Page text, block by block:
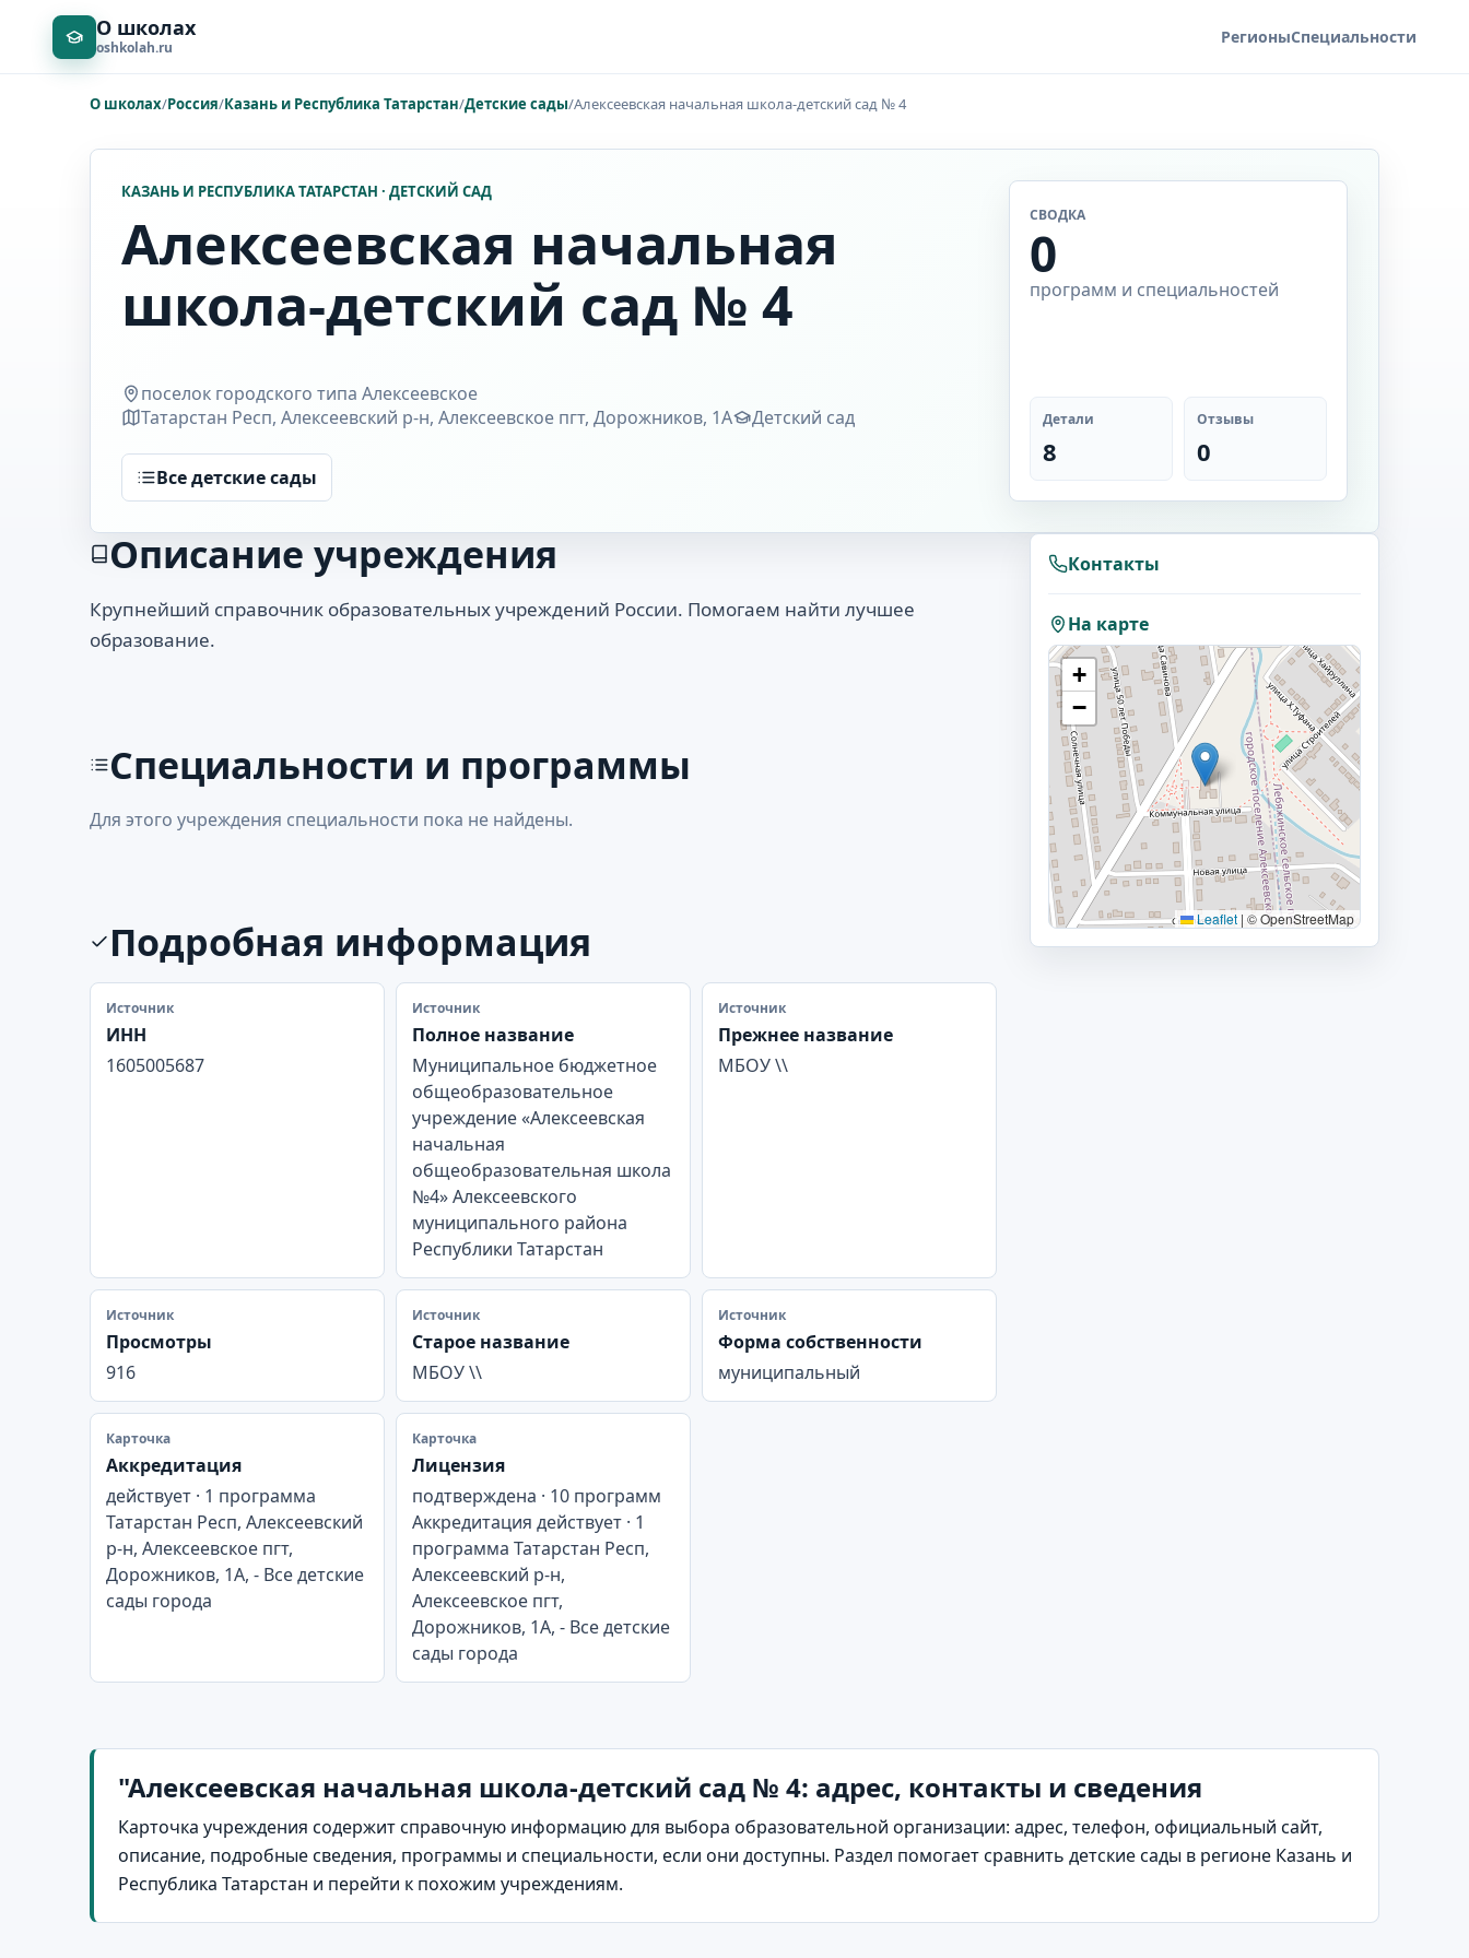
О школах
oshkolah.ru РегионыСпециальности
О школах/Россия/Казань и Республика Татарстан/Детские сады/Алексеевская начальная школа-детский сад № 4
КАЗАНЬ И РЕСПУБЛИКА ТАТАРСТАН · ДЕТСКИЙ САД
Алексеевская начальная
школа-детский сад № 4
поселок городского типа Алексеевское
Татарстан Респ, Алексеевский р-н, Алексеевское пгт, Дорожников, 1А
Детский сад
Все детские сады
СВОДКА
0
программ и специальностей
Детали
8
Отзывы
0
Описание учреждения
Крупнейший справочник образовательных учреждений России. Помогаем найти лучшее
образование.
Специальности и программы
Для этого учреждения специальности пока не найдены.
Подробная информация
Источник
ИНН
1605005687
Источник
Полное название
Муниципальное бюджетное
общеобразовательное
учреждение «Алексеевская
начальная
общеобразовательная школа
№4» Алексеевского
муниципального района
Республики Татарстан
Источник
Прежнее название
МБОУ \\
Источник
Просмотры
916
Источник
Старое название
МБОУ \\
Источник
Форма собственности
муниципальный
Карточка
Аккредитация
действует · 1 программа
Татарстан Респ, Алексеевский
р-н, Алексеевское пгт,
Дорожников, 1А, - Все детские
сады города
Карточка
Лицензия
подтверждена · 10 программ
Аккредитация действует · 1
программа Татарстан Респ,
Алексеевский р-н,
Алексеевское пгт,
Дорожников, 1А, - Все детские
сады города
Контакты
На карте
+
−
Leaflet | © OpenStreetMap
"Алексеевская начальная школа-детский сад № 4: адрес, контакты и сведения
Карточка учреждения содержит справочную информацию для выбора образовательной организации: адрес, телефон, официальный сайт,
описание, подробные сведения, программы и специальности, если они доступны. Раздел помогает сравнить детские сады в регионе Казань и
Республика Татарстан и перейти к похожим учреждениям.